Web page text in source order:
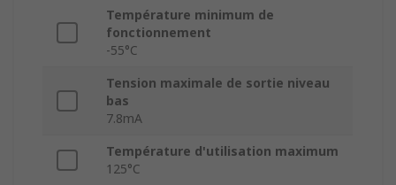
Température minimum de
fonctionnement
-55°C
Tension maximale de sortie niveau
bas
7.8mA
Température d'utilisation maximum
125°C